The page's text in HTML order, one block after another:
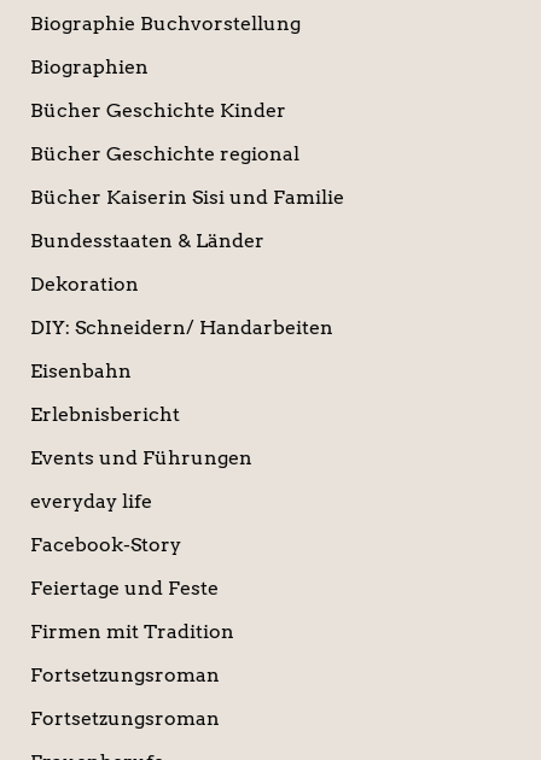
Biographie Buchvorstellung
Biographien
Bücher Geschichte Kinder
Bücher Geschichte regional
Bücher Kaiserin Sisi und Familie
Bundesstaaten & Länder
Dekoration
DIY: Schneidern/ Handarbeiten
Eisenbahn
Erlebnisbericht
Events und Führungen
everyday life
Facebook-Story
Feiertage und Feste
Firmen mit Tradition
Fortsetzungsroman
Fortsetzungsroman